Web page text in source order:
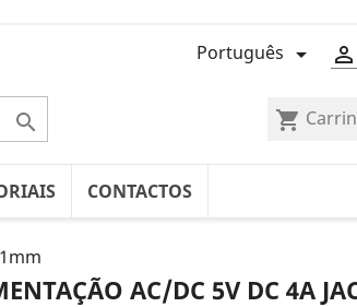

Português 
 shopping_cart
CONTACTOS
AC/DC 5V DC 4A